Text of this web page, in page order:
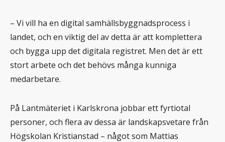
– Vi vill ha en digital samhällsbyggnadsprocess i
landet, och en viktig del av detta är att komplettera
och bygga upp det digitala registret. Men det är ett
stort arbete och det behövs många kunniga
medarbetare.
På Lantmäteriet i Karlskrona jobbar ett fyrtiotal
personer, och flera av dessa är landskapsvetare från
Högskolan Kristianstad – något som Mattias